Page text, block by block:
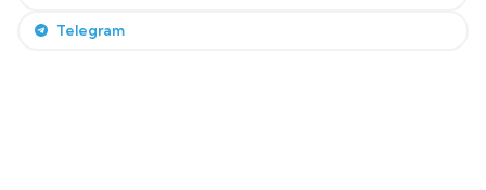
Telegram